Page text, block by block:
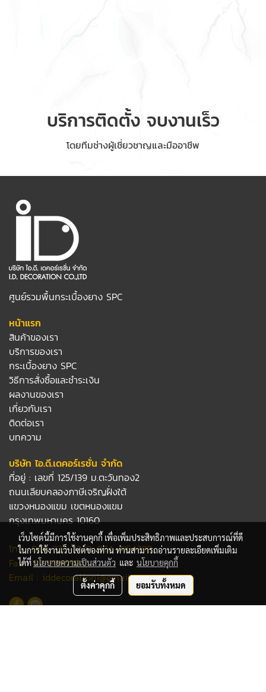
บริการติดตั้ง จบงานเร็ว
โดยทีมช่างผู้เชี่ยวชาญและมืออาชีพ
ศูนย์รวมพื้นกระเบื้องยาง SPC
หน้าแรก
สินค้าของเรา
บริการของเรา
กระเบื้องยาง SPC
วิธีการสั่งซื้อและชำระเงิน
ผลงานของเรา
เกี่ยวกับเรา
ติดต่อเรา
บทความ
บริษัท ไอ.ดี.เดคอร์เรชั่น จำกัด
ที่อยู่ : เลขที่ 125/139 ม.ตะวันทอง2
ถนนเลียบคลองภาษีเจริญฝั่งใต้
แขวงหนองแขม เขตหนองแขม
กรุงเทพมหานคร 10160
โทร :086-322-7229,064-4154799
Fax : 02-8065994
Email : iddecoration1@gmail.com
เว็บไซต์นี้มีการใช้งานคุกกี้ เพื่อเพิ่มประสิทธิภาพและประสบการณ์ที่ดี
ในการใช้งานเว็บไซต์ของท่าน ท่านสามารถอ่านรายละเอียดเพิ่มเติม
ได้ที่นโยบายความเป็นส่วนตัว และ นโยบายคุกกี้
ตั้งค่าคุกกี้ ยอมรับทั้งหมด